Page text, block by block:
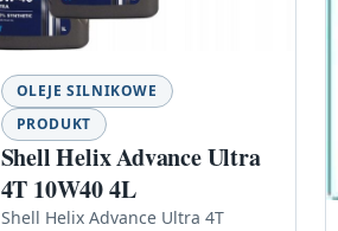
OLEJE SILNIKOWE
PRODUKT
Shell Helix Advance Ultra
4T 10W40 4L
Shell Helix Advance Ultra 4T